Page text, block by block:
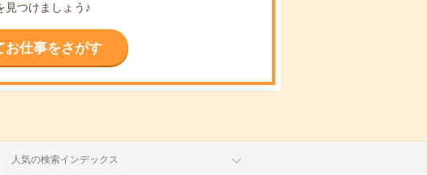
見つけましょう♪
お仕事をさがす
人気の検索インデックス